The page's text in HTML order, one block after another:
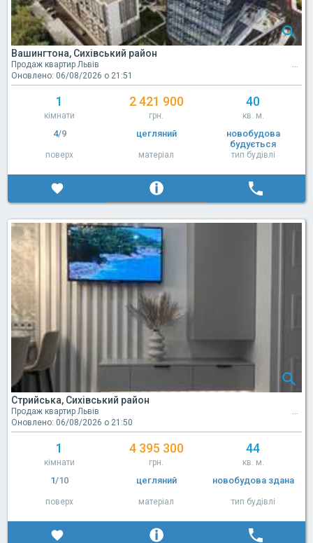
Вашингтона, Сихівський район
Продаж квартир Львів
Оновлено: 06/08/2026 о 21:51
1
кімнати
2 421 900
грн.
40
кв. м.
4/9
поверх
цегляний
матеріал
новобудова
будується
тип будівлі
Стрийська, Сихівський район
Продаж квартир Львів
Оновлено: 06/08/2026 о 21:50
1
кімнати
4 395 300
грн.
44
кв. м.
1/10
поверх
цегляний
матеріал
новобудова здана
тип будівлі